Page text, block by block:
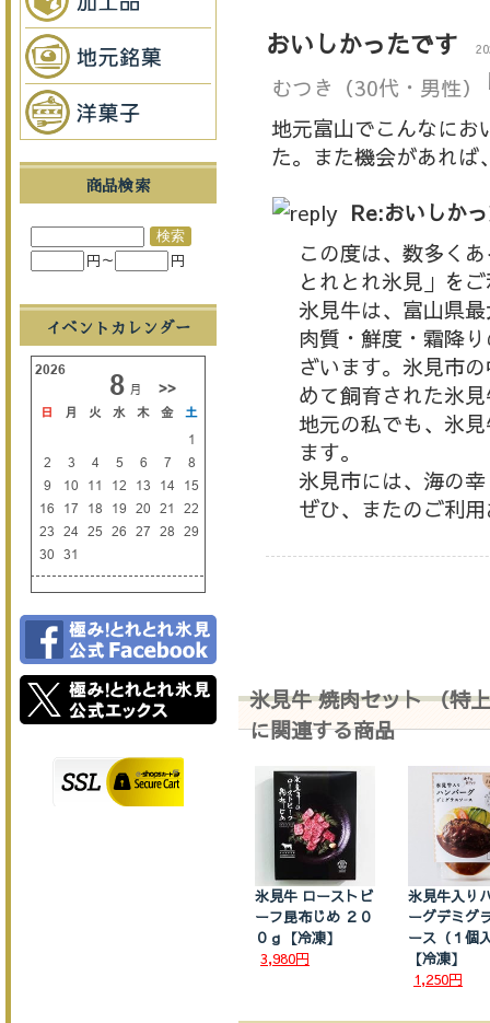
おいしかったです
むつき （30代・男性）
地元富山でこんなにお
た。また機会があれば
Re:おいしか
この度は、数多く
とれとれ氷見」を
氷見牛は、富山県
肉質・鮮度・霜降
ざいます。氷見市
めて飼育された氷
地元の私でも、氷
ます。
氷見市には、海の
ぜひ、またのご利
氷見牛 焼肉セット （特
に関連する商品
氷見牛 ローストビ
ーフ昆布じめ ２０
０ｇ【冷凍】
3,980円
氷見牛入り
ーグデミグ
ース（１個
【冷凍】
1,250円
商品検索
円～ 円
イベントカレンダー